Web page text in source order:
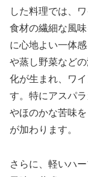
した料理では、
食材の繊細な風
に心地よい一体
や蒸し野菜など
化が生まれ、ワ
す。特にアスパ
やほのかな苦味
が加わります。
さらに、軽いハ